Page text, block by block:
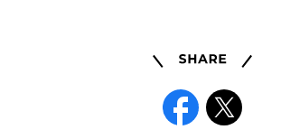
Share